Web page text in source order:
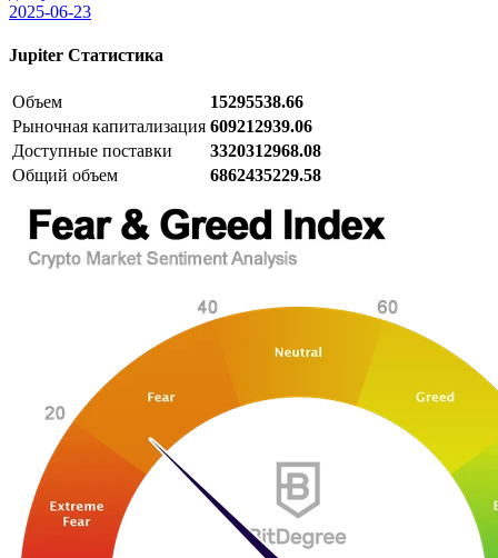
2025-06-23
Jupiter Статистика
Объем
15295538.66
Рыночная капитализация 609212939.06
Доступные поставки
3320312968.08
Общий объем
6862435229.58